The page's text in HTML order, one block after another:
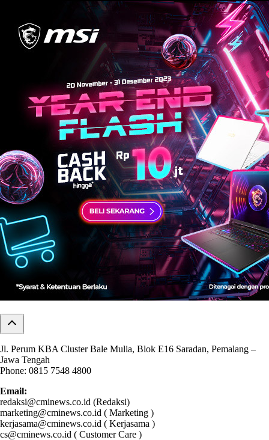
Jl. Perum KBA Cluster Bale Mulia, Blok E16 Saradan, Pemalang –
Jawa Tengah
Phone: 0815 7548 4800
Email:
redaksi@cminews.co.id (Redaksi)
marketing@cminews.co.id ( Marketing )
kerjasama@cminews.co.id ( Kerjasama )
cs@cminews.co.id ( Customer Care )